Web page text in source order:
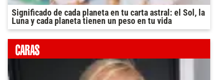
Significado de cada planeta en tu carta astral: el Sol, la
Luna y cada planeta tienen un peso en tu vida